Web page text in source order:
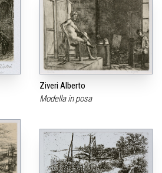
Ziveri Alberto
Modella in posa